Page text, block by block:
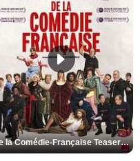
De la Comédie-Française Teaser VF